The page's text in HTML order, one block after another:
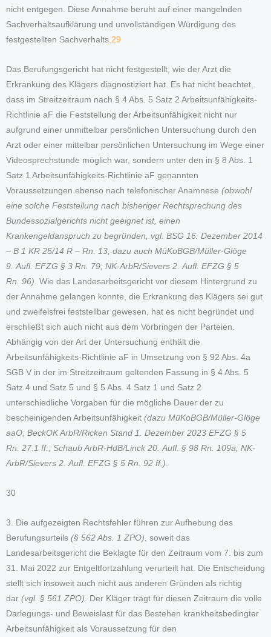
nicht entgegen. Diese Annahme beruht auf einer mangelnden
Sachverhaltsaufklärung und unvollständigen Würdigung des
festgestellten Sachverhalts.29
Das Berufungsgericht hat nicht festgestellt, wie der Arzt die
Erkrankung des Klägers diagnostiziert hat. Es hat nicht beachtet,
dass im Streitzeitraum nach § 4 Abs. 5 Satz 2 Arbeitsunfähigkeits-
Richtlinie aF die Feststellung der Arbeitsunfähigkeit nicht nur
aufgrund einer unmittelbar persönlichen Untersuchung durch den
Arzt oder einer mittelbar persönlichen Untersuchung im Wege einer
Videosprechstunde möglich war, sondern unter den in § 8 Abs. 1
Satz 1 Arbeitsunfähigkeits-Richtlinie aF genannten
Voraussetzungen ebenso nach telefonischer Anamnese (obwohl
eine solche Feststellung nach bisheriger Rechtsprechung des
Bundessozialgerichts nicht geeignet ist, einen
Krankengeldanspruch zu begründen, vgl. BSG 16. Dezember 2014
– B 1 KR 25/14 R – Rn. 13; dazu auch MüKoBGB/Müller-Glöge
9. Aufl. EFZG § 3 Rn. 79; NK-ArbR/Sievers 2. Aufl. EFZG § 5
Rn. 96). Wie das Landesarbeitsgericht vor diesem Hintergrund zu
der Annahme gelangen konnte, die Erkrankung des Klägers sei gut
und zweifelsfrei feststellbar gewesen, hat es nicht begründet und
erschließt sich auch nicht aus dem Vorbringen der Parteien.
Abhängig von der Art der Untersuchung enthält die
Arbeitsunfähigkeits-Richtlinie aF in Umsetzung von § 92 Abs. 4a
SGB V in der im Streitzeitraum geltenden Fassung in § 4 Abs. 5
Satz 4 und Satz 5 und § 5 Abs. 4 Satz 1 und Satz 2
unterschiedliche Vorgaben für die mögliche Dauer der zu
bescheinigenden Arbeitsunfähigkeit (dazu MüKoBGB/Müller-Glöge
aaO; BeckOK ArbR/Ricken Stand 1. Dezember 2023 EFZG § 5
Rn. 27.1 ff.; Schaub ArbR-HdB/Linck 20. Aufl. § 98 Rn. 109a; NK-
ArbR/Sievers 2. Aufl. EFZG § 5 Rn. 92 ff.).
30
3. Die aufgezeigten Rechtsfehler führen zur Aufhebung des
Berufungsurteils (§ 562 Abs. 1 ZPO), soweit das
Landesarbeitsgericht die Beklagte für den Zeitraum vom 7. bis zum
31. Mai 2022 zur Entgeltfortzahlung verurteilt hat. Die Entscheidung
stellt sich insoweit auch nicht aus anderen Gründen als richtig
dar (vgl. § 561 ZPO). Der Kläger trägt für diesen Zeitraum die volle
Darlegungs- und Beweislast für das Bestehen krankheitsbedingter
Arbeitsunfähigkeit als Voraussetzung für den